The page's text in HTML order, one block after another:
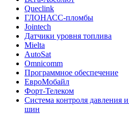
Queclink
ГЛОНАСС-пломбы
Jointech
Датчики уровня топлива
Mielta
AutoSat
Omnicomm
Программное обеспечение
ЕвроМобайл
Форт-Телеком
Система контроля давления
шин